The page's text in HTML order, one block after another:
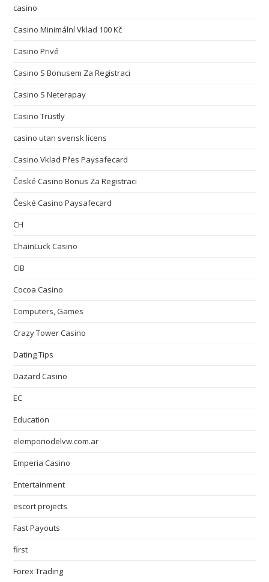
casino
Casino Minimální Vklad 100 Kč
Casino Privé
Casino S Bonusem Za Registraci
Casino S Neterapay
Casino Trustly
casino utan svensk licens
Casino Vklad Přes Paysafecard
České Casino Bonus Za Registraci
České Casino Paysafecard
CH
ChainLuck Casino
CIB
Cocoa Casino
Computers, Games
Crazy Tower Сasino
Dating Tips
Dazard Casino
EC
Education
elemporiodelvw.com.ar
Emperia Casino
Entertainment
escort projects
Fast Payouts
first
Forex Trading